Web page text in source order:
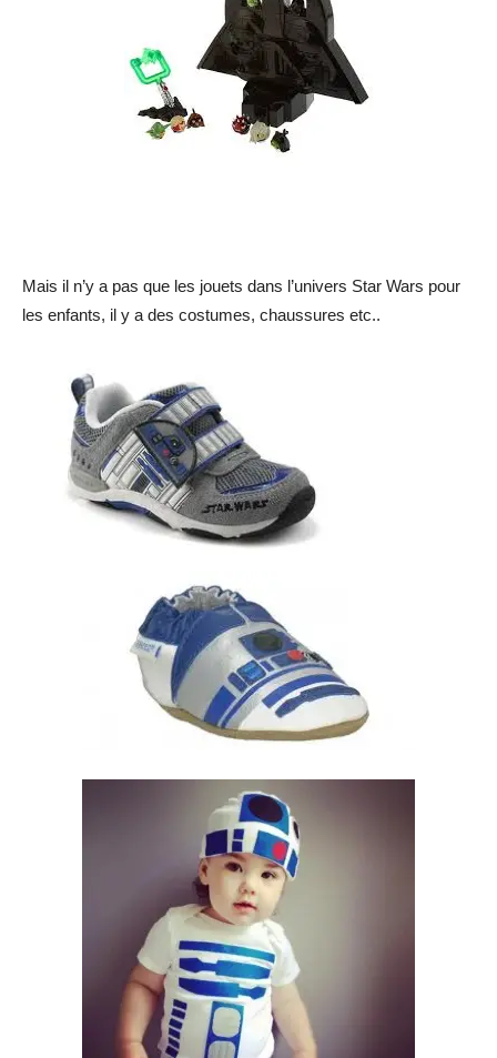
Mais il n’y a pas que les jouets dans l’univers Star Wars pour
les enfants, il y a des costumes, chaussures etc..